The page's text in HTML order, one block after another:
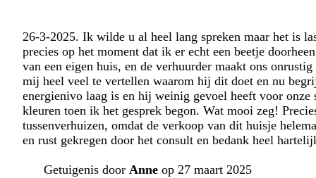
26-3-2025. Ik wilde u al heel lang spreken maar het is
precies op het moment dat ik er echt een beetje
van een eigen huis, en de verhuurder maakt ons
mij heel veel te vertellen waarom hij dit doet en nu
energienivo laag is en hij weinig gevoel heeft voor
kleuren toen ik het gesprek begon. Wat mooi zeg!
tussenverhuizen, omdat de verkoop van dit huisje
en rust gekregen door het consult en bedank heel
Getuigenis door Anne op 27 maart 2025